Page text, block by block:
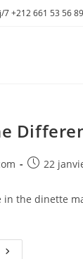
+212 661 53 56 89
Publication
22
the dinette
What